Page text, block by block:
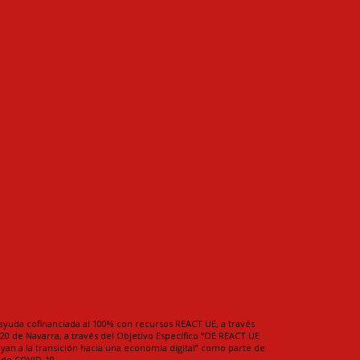
cofinanciada al 100% con recursos REACT UE, a través
de Navarra, a través del Objetivo Específico “OE REACT UE
a la transición hacia una economía digital” como parte de